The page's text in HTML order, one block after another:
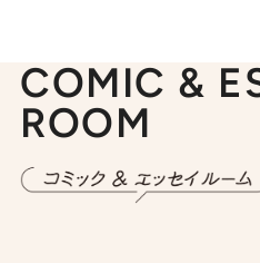
COMIC &
ROOM